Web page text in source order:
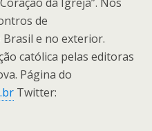
de
e no exterior.
católica pelas editoras
Página do
Twitter: